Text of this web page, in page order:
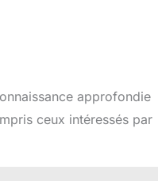
approfondie
ceux intéressés par